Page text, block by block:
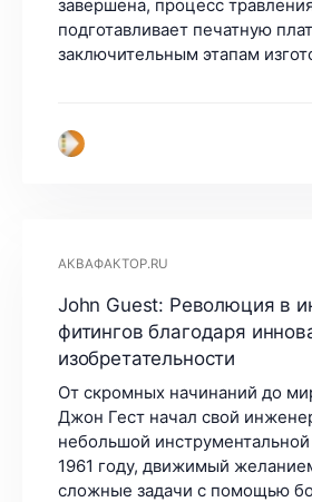
АКВАФАКТОР.RU
John Guest: Революция в
фитингов благодаря
изобретательности
От скромных начинаний до
Джон Гест начал свой
небольшой
1961 году, движимый
сложные задачи с помощью